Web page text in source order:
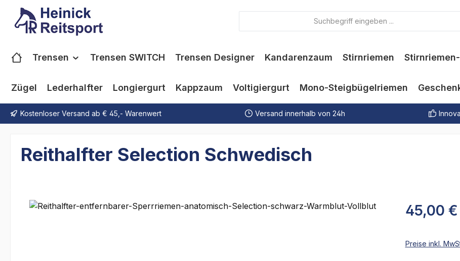
Hauptinhalt springen
Zur Suche springen
Zur Hauptnavigation springen
Trensen Trensen SWITCH Trensen Designer Kandarenzaum Stirnriemen
Zügel Lederhalfter Longiergurt Kappzaum Voltigiergurt Mono-Steigbügelriemen
Kostenloser Versand ab € 45,- Warenwert Versand innerhalb von 24h
Reithalfter Selection Schwedisch
Bildergalerie überspringen 45,00 €
Preise inkl.